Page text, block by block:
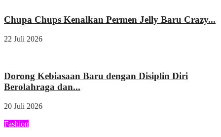
Chupa Chups Kenalkan Permen Jelly Baru Crazy...
22 Juli 2026
Dorong Kebiasaan Baru dengan Disiplin Diri
Berolahraga dan...
20 Juli 2026
Fashion